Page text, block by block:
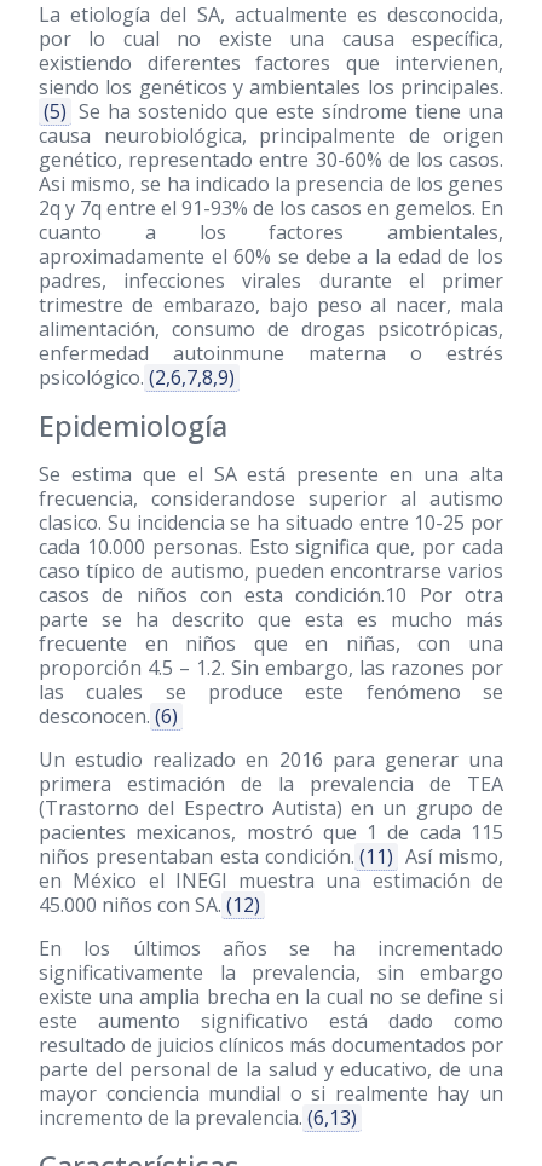
La etiología del SA, actualmente es desconocida,
por lo cual no existe una causa específica,
existiendo diferentes factores que intervienen,
siendo los genéticos y ambientales los principales.
(5) Se ha sostenido que este síndrome tiene una
causa neurobiológica, principalmente de origen
genético, representado entre 30-60% de los casos.
Asi mismo, se ha indicado la presencia de los genes
2q y 7q entre el 91-93% de los casos en gemelos. En
cuanto a los factores ambientales,
aproximadamente el 60% se debe a la edad de los
padres, infecciones virales durante el primer
trimestre de embarazo, bajo peso al nacer, mala
alimentación, consumo de drogas psicotrópicas,
enfermedad autoinmune materna o estrés
psicológico. (2,6,7,8,9)
Epidemiología
Se estima que el SA está presente en una alta
frecuencia, considerandose superior al autismo
clasico. Su incidencia se ha situado entre 10-25 por
cada 10.000 personas. Esto significa que, por cada
caso típico de autismo, pueden encontrarse varios
casos de niños con esta condición.10 Por otra
parte se ha descrito que esta es mucho más
frecuente en niños que en niñas, con una
proporción 4.5 – 1.2. Sin embargo, las razones por
las cuales se produce este fenómeno se
desconocen. (6)
Un estudio realizado en 2016 para generar una
primera estimación de la prevalencia de TEA
(Trastorno del Espectro Autista) en un grupo de
pacientes mexicanos, mostró que 1 de cada 115
niños presentaban esta condición. (11) Así mismo,
en México el INEGI muestra una estimación de
45.000 niños con SA. (12)
En los últimos años se ha incrementado
significativamente la prevalencia, sin embargo
existe una amplia brecha en la cual no se define si
este aumento significativo está dado como
resultado de juicios clínicos más documentados por
parte del personal de la salud y educativo, de una
mayor conciencia mundial o si realmente hay un
incremento de la prevalencia. (6,13)